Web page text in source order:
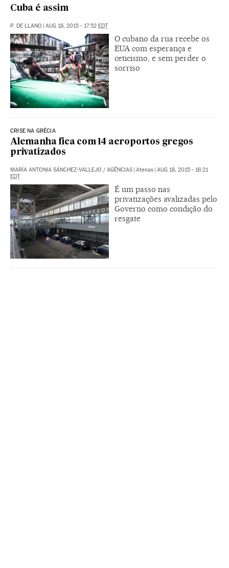
Cuba é assim
P. DE LLANO | AUG 18, 2015 - 17:52 EDT
O cubano da rua recebe os
EUA com esperança e
ceticismo, e sem perder o
sorriso
CRISE NA GRÉCIA
Alemanha fica com 14 aeroportos gregos
privatizados
MARÍA ANTONIA SÁNCHEZ-VALLEJO / AGÊNCIAS | Atenas | AUG 18, 2015 - 16:21
EDT
É um passo nas
privatizações avalizadas pelo
Governo como condição do
resgate